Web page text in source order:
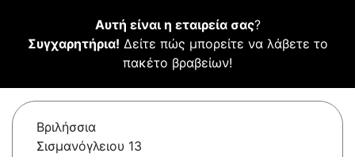
Αυτή είναι η εταιρεία σας?
Συγχαρητήρια! Δείτε πώς μπορείτε να λάβετε το
πακέτο βραβείων!
Βριλήσσια
Σισμανόγλειου 13